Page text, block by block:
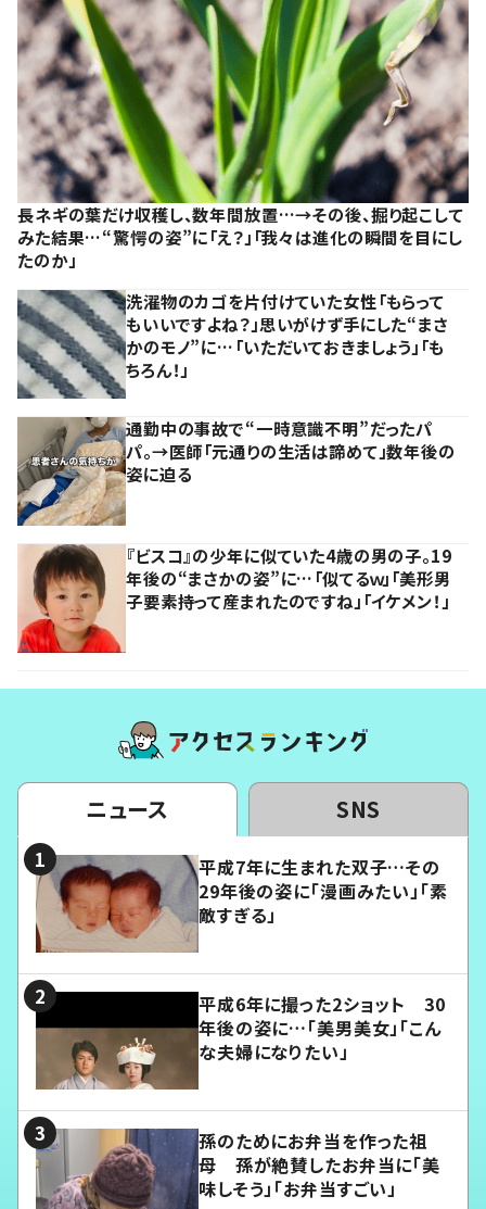
長ネギの葉だけ収穫し、数年間放置…→その後、掘り起こして
みた結果…“驚愕の姿”に「え？」「我々は進化の瞬間を目にし
たのか」
洗濯物のカゴを片付けていた女性「もらって
もいいですよね？」思いがけず手にした“まさ
かのモノ”に…「いただいておきましょう」「も
ちろん！」
通勤中の事故で“一時意識不明”だったパ
パ。→医師「元通りの生活は諦めて」数年後の
姿に迫る
『ビスコ』の少年に似ていた4歳の男の子。19
年後の“まさかの姿”に…「似てるｗ」「美形男
子要素持って産まれたのですね」「イケメン！」
ニュース SNS
平成7年に生まれた双子…その
29年後の姿に「漫画みたい」「素
敵すぎる」
平成6年に撮った2ショット 30
年後の姿に…「美男美女」「こん
な夫婦になりたい」
孫のためにお弁当を作った祖
母 孫が絶賛したお弁当に「美
味しそう」「お弁当すごい」